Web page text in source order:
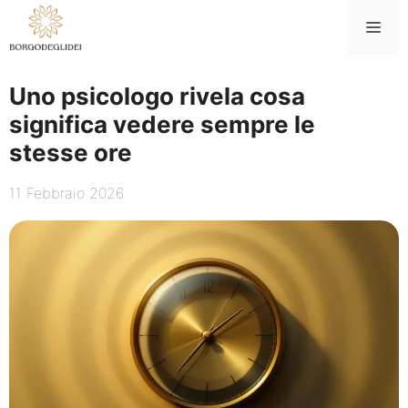
contenuto
Uno psicologo rivela cosa
significa vedere sempre le
stesse ore
11 Febbraio 2026